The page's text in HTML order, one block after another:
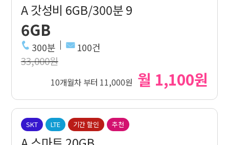
A 갓성비 6GB/300분 9
6GB
300분 100건
33,000원
10개월차 부터 11,000원 월 1,100원
SKT LTE 기간 할인 추천